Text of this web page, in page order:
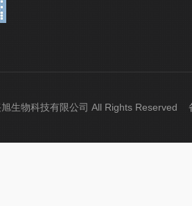
生物科技有限公司 All Rights Reserved